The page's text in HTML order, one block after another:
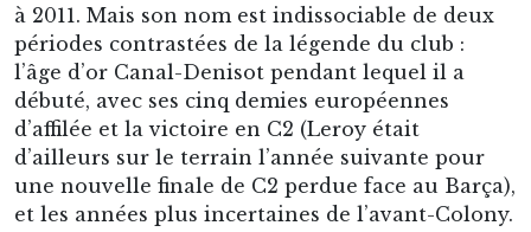
à 2011. Mais son nom est indissociable de deux
périodes contrastées de la légende du club :
l’âge d’or Canal-Denisot pendant lequel il a
débuté, avec ses cinq demies européennes
d’affilée et la victoire en C2 (Leroy était
d’ailleurs sur le terrain l’année suivante pour
une nouvelle finale de C2 perdue face au Barça),
et les années plus incertaines de l’avant-Colony.